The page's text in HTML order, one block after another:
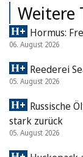
Weitere
Hormus:
06. August 2026
Reederei
05. August 2026
Russische
stark zurück
05. August 2026